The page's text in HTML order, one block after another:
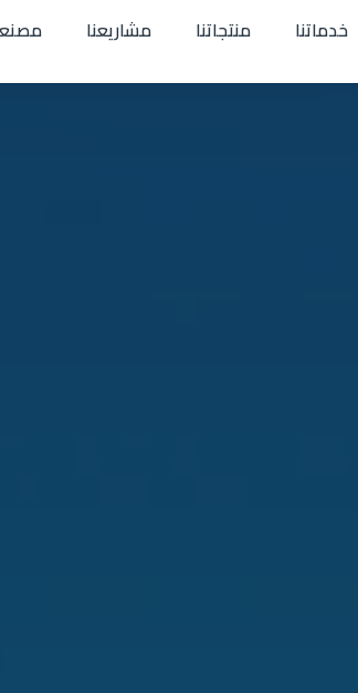
خدماتنا منتجاتنا مشاريعنا